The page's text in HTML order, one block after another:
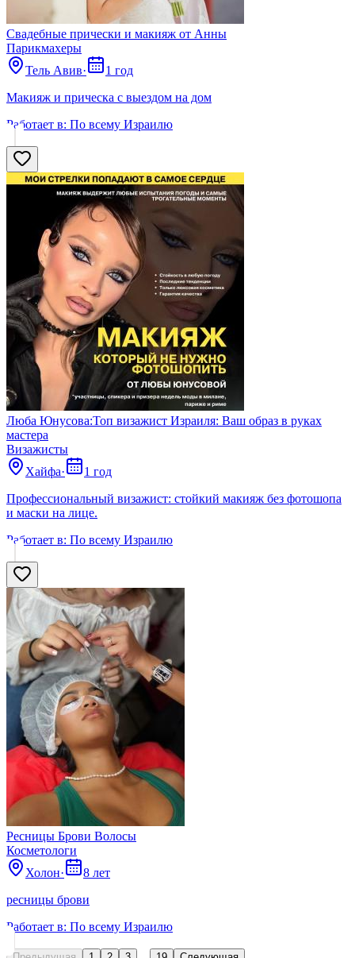
Свадебные прически и макияж от Анны
Парикмахеры
Тель Авив·
1 год
Макияж и прическа с выездом на дом
Работает в: По всему Израилю
Люба Юнусова:Топ визажист Израиля: Ваш образ в руках
мастера
Визажисты
Хайфа·
1 год
Профессиональный визажист: стойкий макияж без фотошопа
и маски на лице.
Работает в: По всему Израилю
Ресницы Брови Волосы
Косметологи
Холон·
8 лет
ресницы брови
Работает в: По всему Израилю